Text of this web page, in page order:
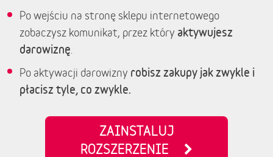
Po wejściu na stronę sklepu internetowego
zobaczysz komunikat, przez który aktywujesz
darowiznę
Po aktywacji darowizny robisz zakupy jak zwykle i
płacisz tyle, co zwykle.
ZAINSTALUJ
ROZSZERZENIE